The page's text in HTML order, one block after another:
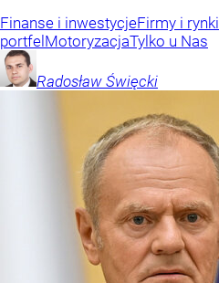
Finanse i inwestycjeFirmy i rynki
portfel MotoryzacjaTylko u Nas
Radosław Święcki